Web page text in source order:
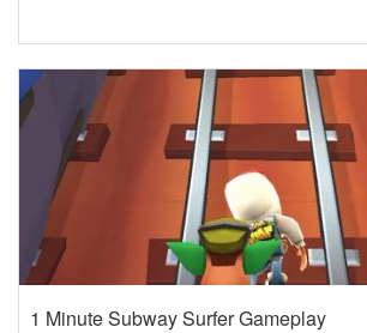
1 Minute Subway Surfer Gameplay